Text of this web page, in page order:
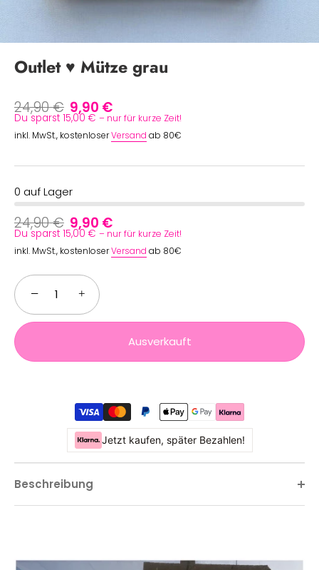
Outlet ♥ Mütze grau
24,90 € 9,90 €
Du sparst 15,00 € – nur für kurze Zeit!
inkl. MwSt., kostenloserVersand ab 80€
0 auf Lager
24,90 € 9,90 €
Du sparst 15,00 € – nur für kurze Zeit!
inkl. MwSt., kostenloserVersand ab 80€
− +
Ausverkauft
Jetzt kaufen, später Bezahlen!
Beschreibung